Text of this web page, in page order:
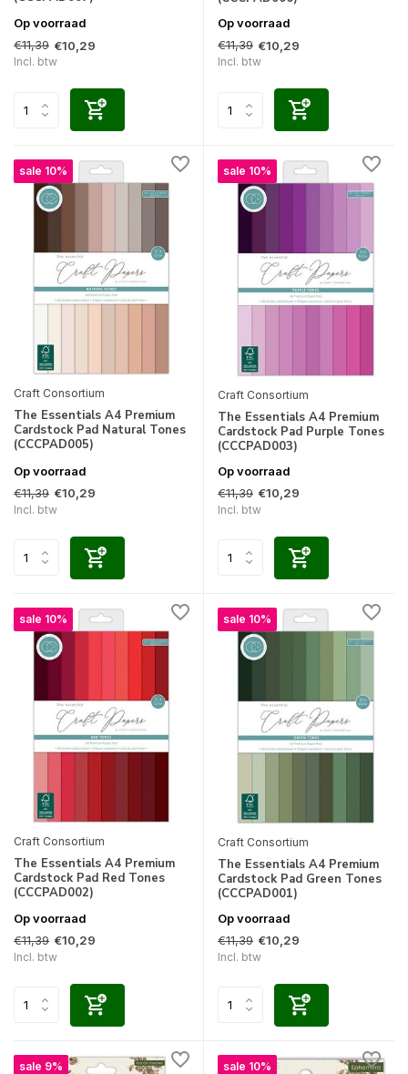
Op voorraad
€11,39 €10,29
Incl. btw
Op voorraad
€11,39 €10,29
Incl. btw
sale 10%
Craft Consortium
The Essentials A4 Premium
Cardstock Pad Natural Tones
(CCCPAD005)
Op voorraad
€11,39 €10,29
Incl. btw
sale 10%
Craft Consortium
The Essentials A4 Premium
Cardstock Pad Purple Tones
(CCCPAD003)
Op voorraad
€11,39 €10,29
Incl. btw
sale 10%
Craft Consortium
The Essentials A4 Premium
Cardstock Pad Red Tones
(CCCPAD002)
Op voorraad
€11,39 €10,29
Incl. btw
sale 10%
Craft Consortium
The Essentials A4 Premium
Cardstock Pad Green Tones
(CCCPAD001)
Op voorraad
€11,39 €10,29
Incl. btw
sale 9% sale 10%